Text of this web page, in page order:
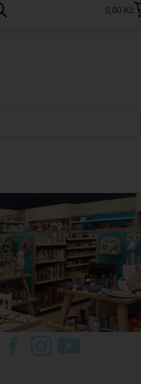
0,00 Kč